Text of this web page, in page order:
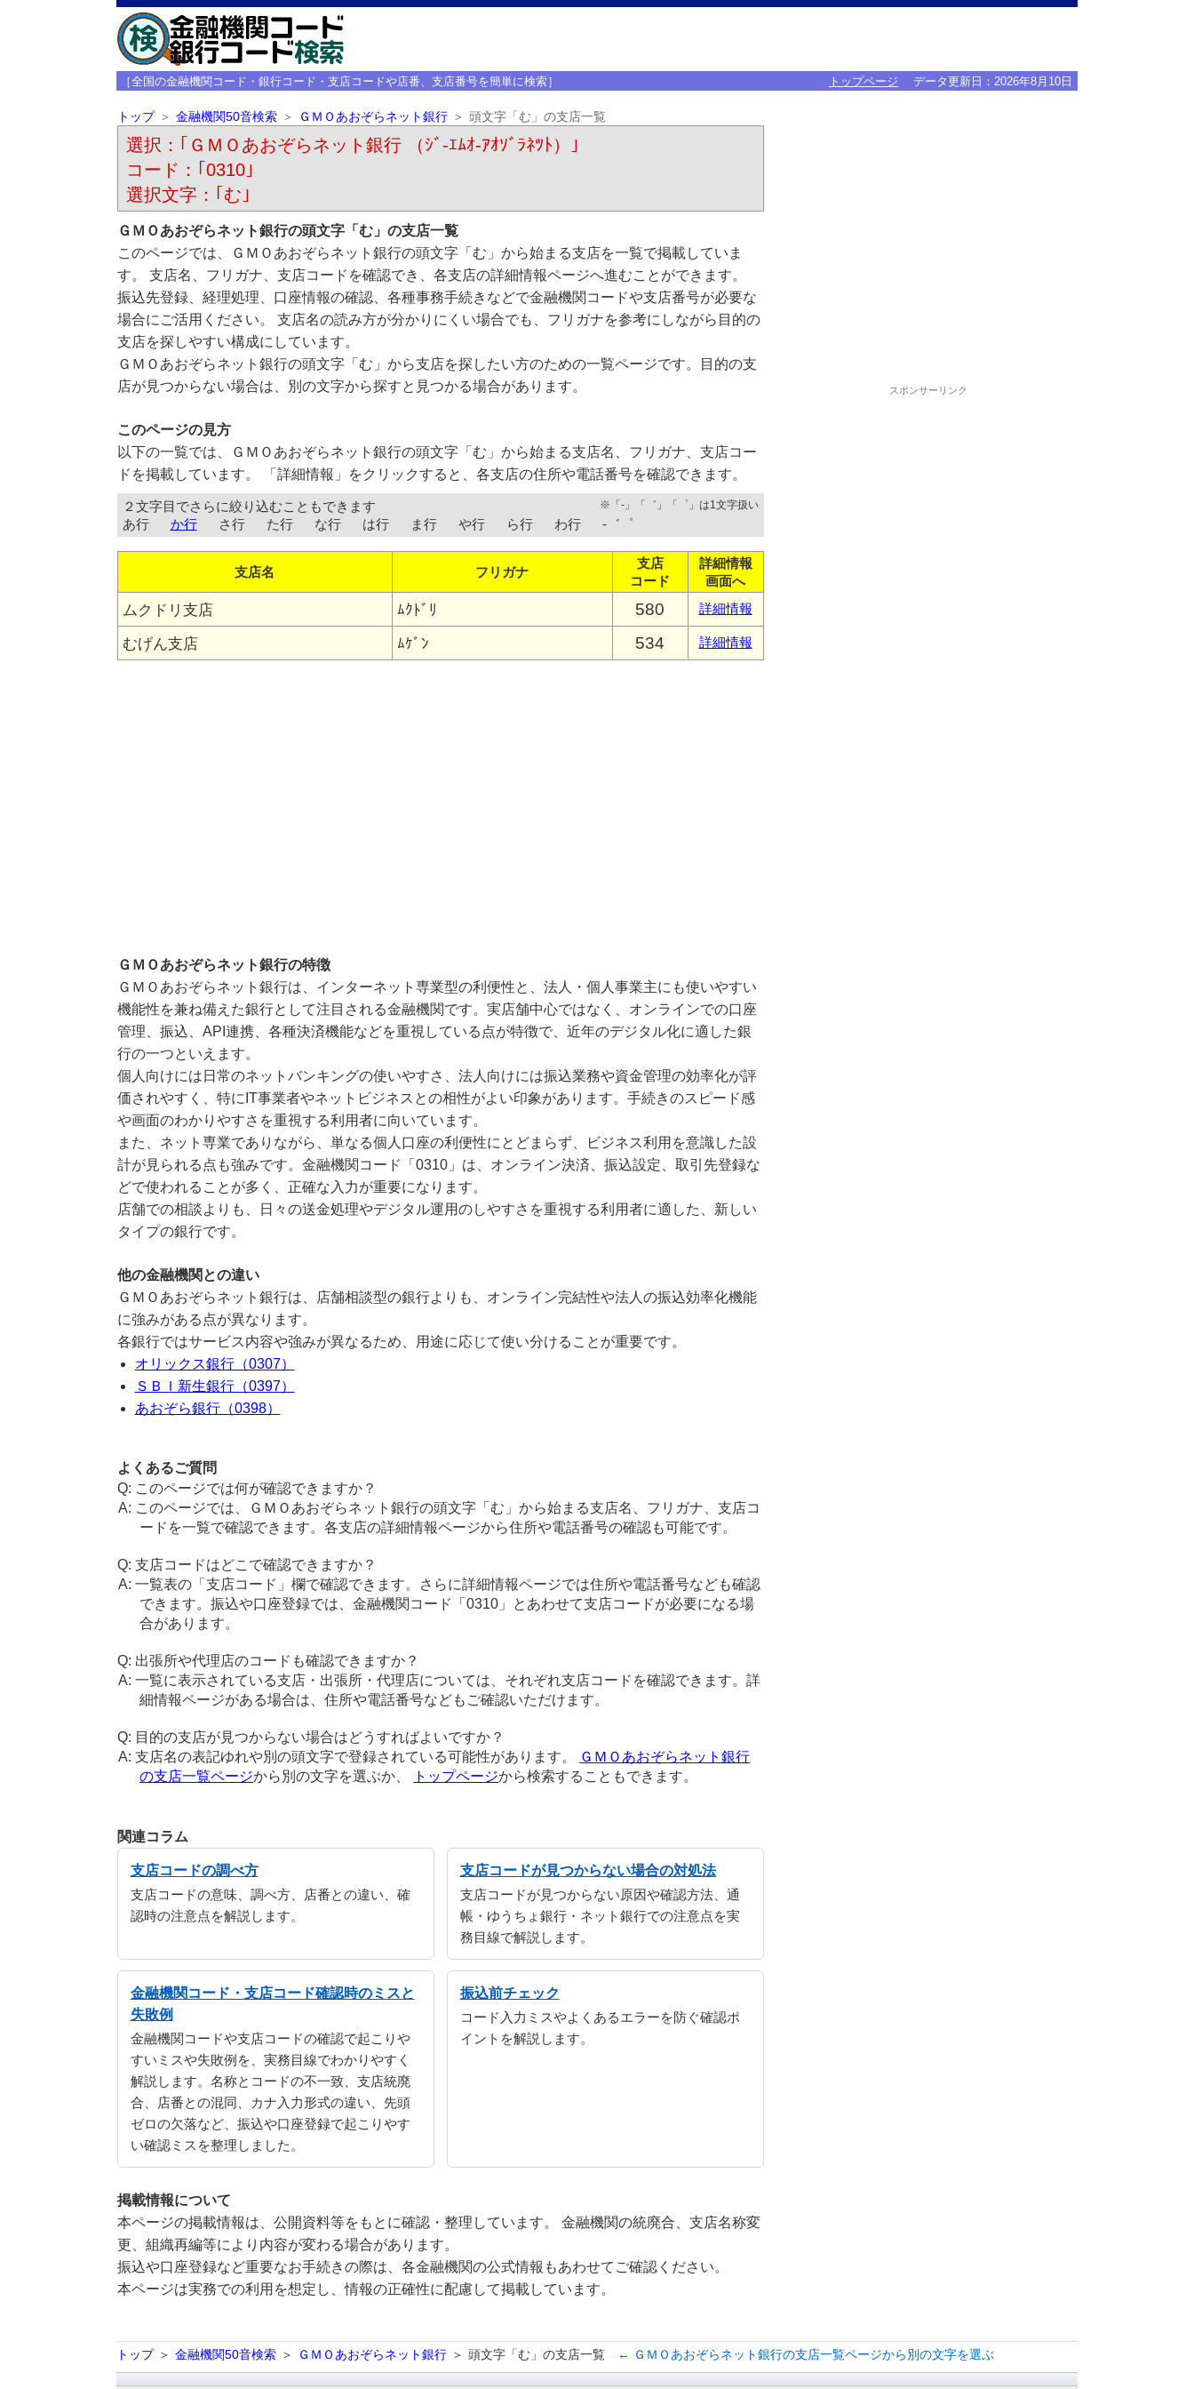
［全国の金融機関コード・銀行コード・支店コードや店番、支店番号を簡単に検索］ トップページ データ更新日： 2026年8月10日
トップ 金融機関50音検索 ＧＭＯあおぞらネット銀行 頭文字「む」の支店一覧
選択：｢ＧＭＯあおぞらネット銀行 （ｼﾞ-ｴﾑｵ-ｱｵｿﾞﾗﾈﾂﾄ）｣
コード：｢0310｣
選択文字：｢む｣
ＧＭＯあおぞらネット銀行の頭文字「む」の支店一覧
このページでは、ＧＭＯあおぞらネット銀行の頭文字「む」から始まる支店を一覧で掲載していま
す。 支店名、フリガナ、支店コードを確認でき、各支店の詳細情報ページへ進むことができます。
振込先登録、経理処理、口座情報の確認、各種事務手続きなどで金融機関コードや支店番号が必要な
場合にご活用ください。 支店名の読み方が分かりにくい場合でも、フリガナを参考にしながら目的の
支店を探しやすい構成にしています。
ＧＭＯあおぞらネット銀行の頭文字「む」から支店を探したい方のための一覧ページです。目的の支
店が見つからない場合は、別の文字から探すと見つかる場合があります。
このページの見方
以下の一覧では、ＧＭＯあおぞらネット銀行の頭文字「む」から始まる支店名、フリガナ、支店コー
ドを掲載しています。 「詳細情報」をクリックすると、各支店の住所や電話番号を確認できます。
２文字目でさらに絞り込むこともできます ※「-」「゛」「゜」は1文字扱い
あ行 か行 さ行 た行 な行 は行 ま行 や行 ら行 わ行 -゛゜
支店名 フリガナ
支店
コード
詳細情報
画面へ
ムクドリ支店 ﾑｸﾄﾞﾘ 580 詳細情報
むげん支店 ﾑｹﾞﾝ 534 詳細情報
ＧＭＯあおぞらネット銀行の特徴
ＧＭＯあおぞらネット銀行は、インターネット専業型の利便性と、法人・個人事業主にも使いやすい
機能性を兼ね備えた銀行として注目される金融機関です。実店舗中心ではなく、オンラインでの口座
管理、振込、API連携、各種決済機能などを重視している点が特徴で、近年のデジタル化に適した銀
行の一つといえます。
個人向けには日常のネットバンキングの使いやすさ、法人向けには振込業務や資金管理の効率化が評
価されやすく、特にIT事業者やネットビジネスとの相性がよい印象があります。手続きのスピード感
や画面のわかりやすさを重視する利用者に向いています。
また、ネット専業でありながら、単なる個人口座の利便性にとどまらず、ビジネス利用を意識した設
計が見られる点も強みです。金融機関コード「0310」は、オンライン決済、振込設定、取引先登録な
どで使われることが多く、正確な入力が重要になります。
店舗での相談よりも、日々の送金処理やデジタル運用のしやすさを重視する利用者に適した、新しい
タイプの銀行です。
他の金融機関との違い
ＧＭＯあおぞらネット銀行は、店舗相談型の銀行よりも、オンライン完結性や法人の振込効率化機能
に強みがある点が異なります。
各銀行ではサービス内容や強みが異なるため、用途に応じて使い分けることが重要です。
オリックス銀行（0307）
ＳＢＩ新生銀行（0397）
あおぞら銀行（0398）
よくあるご質問
このページでは何が確認できますか？
このページでは、ＧＭＯあおぞらネット銀行の頭文字「む」から始まる支店名、フリガナ、支店コ
ードを一覧で確認できます。各支店の詳細情報ページから住所や電話番号の確認も可能です。
支店コードはどこで確認できますか？
一覧表の「支店コード」欄で確認できます。さらに詳細情報ページでは住所や電話番号なども確認
できます。振込や口座登録では、金融機関コード「0310」とあわせて支店コードが必要になる場
合があります。
出張所や代理店のコードも確認できますか？
一覧に表示されている支店・出張所・代理店については、それぞれ支店コードを確認できます。詳
細情報ページがある場合は、住所や電話番号などもご確認いただけます。
目的の支店が見つからない場合はどうすればよいですか？
支店名の表記ゆれや別の頭文字で登録されている可能性があります。
ＧＭＯあおぞらネット銀行
の支店一覧ページから別の文字を選ぶか、 トップページから検索することもできます。
関連コラム
支店コードの調べ方
支店コードの意味、調べ方、店番との違い、確
認時の注意点を解説します。
支店コードが見つからない場合の対処法
支店コードが見つからない原因や確認方法、通
帳・ゆうちょ銀行・ネット銀行での注意点を実
務目線で解説します。
金融機関コード・支店コード確認時のミスと
失敗例
金融機関コードや支店コードの確認で起こりや
すいミスや失敗例を、実務目線でわかりやすく
解説します。名称とコードの不一致、支店統廃
合、店番との混同、カナ入力形式の違い、先頭
ゼロの欠落など、振込や口座登録で起こりやす
い確認ミスを整理しました。
振込前チェック
コード入力ミスやよくあるエラーを防ぐ確認ポ
イントを解説します。
掲載情報について
本ページの掲載情報は、公開資料等をもとに確認・整理しています。 金融機関の統廃合、支店名称変
更、組織再編等により内容が変わる場合があります。
振込や口座登録など重要なお手続きの際は、各金融機関の公式情報もあわせてご確認ください。
本ページは実務での利用を想定し、情報の正確性に配慮して掲載しています。
スポンサーリンク
トップ 金融機関50音検索 ＧＭＯあおぞらネット銀行 頭文字「む」の支店一覧 ← ＧＭＯあおぞらネット銀行の支店一覧ページから別の文字を選ぶ